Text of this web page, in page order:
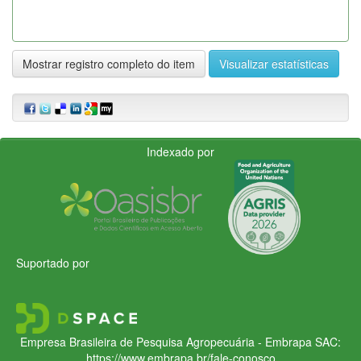
Mostrar registro completo do item Visualizar estatísticas
Indexado por
Suportado por
Empresa Brasileira de Pesquisa Agropecuária - Embrapa SAC:
https://www.embrapa.br/fale-conosco